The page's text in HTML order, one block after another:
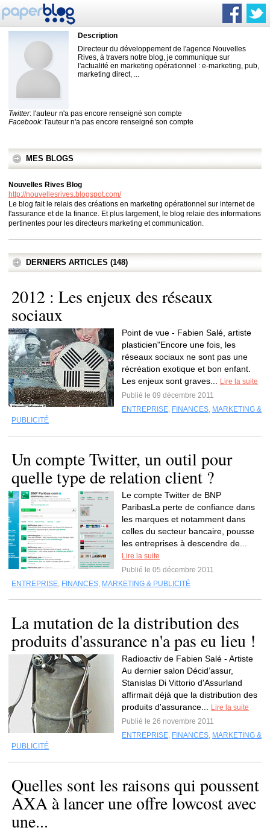
Description
Directeur du développement de l'agence Nouvelles
Rives, à travers notre blog, je communique sur
l'actualité en marketing opérationnel : e-marketing, pub,
marketing direct, ...
Twitter: l'auteur n'a pas encore renseigné son compte
Facebook: l'auteur n'a pas encore renseigné son compte
MES BLOGS
Nouvelles Rives Blog
http://nouvellesrives.blogspot.com/
Le blog fait le relais des créations en marketing opérationnel sur internet de
l'assurance et de la finance. Et plus largement, le blog relaie des informations
pertinentes pour les directeurs marketing et communication.
DERNIERS ARTICLES (148)
2012 : Les enjeux des réseaux
sociaux
Point de vue - Fabien Salé, artiste
plasticien"Encore une fois, les
réseaux sociaux ne sont pas une
récréation exotique et bon enfant.
Les enjeux sont graves...
Lire la suite
Publié le 09 décembre 2011
ENTREPRISE, FINANCES, MARKETING &
PUBLICITÉ
Un compte Twitter, un outil pour
quelle type de relation client ?
Le compte Twitter de BNP
ParibasLa perte de confiance dans
les marques et notamment dans
celles du secteur bancaire, pousse
les entreprises à descendre de...
Lire la suite
Publié le 05 décembre 2011
ENTREPRISE, FINANCES, MARKETING & PUBLICITÉ
La mutation de la distribution des
produits d'assurance n'a pas eu lieu !
Radioactiv de Fabien Salé - Artiste
Au dernier salon Décid’assur,
Stanislas Di Vittorio d'Assurland
affirmait déjà que la distribution des
produits d'assurance...
Lire la suite
Publié le 26 novembre 2011
ENTREPRISE, FINANCES, MARKETING &
PUBLICITÉ
Quelles sont les raisons qui poussent
AXA à lancer une offre lowcost avec
une...